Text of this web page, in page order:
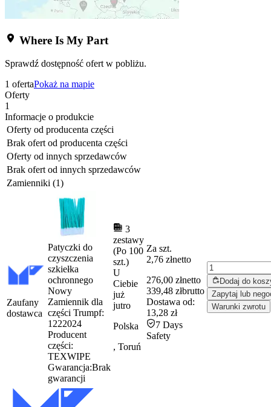
Where Is My Part
Sprawdź dostępność ofert w pobliżu.
1 ofertaPokaż na mapie
Oferty
1
Informacje o produkcie
Oferty od producenta części
Brak ofert od producenta części
Oferty od innych sprzedawców
Brak ofert od innych sprzedawców
Zamienniki (1)
Zaufany
dostawca
Patyczki do
czyszczenia
szkiełka
ochronnego
Nowy
Zamiennik dla
części Trumpf:
1222024
Producent
części:
TEXWIPE
Gwarancja:Brak
gwarancji
3
zestawy
(Po 100
szt.)
U
Ciebie
już
jutro
Polska
, Toruń
Za szt.
2,76 złnetto
276,00 złnetto
339,48 złbrutto
Dostawa od:
13,28 zł
7 Days
Safety
Dodaj do
Zapytaj lub
Warunki zwrotu